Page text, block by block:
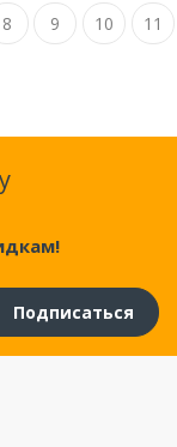
8 9 10 11
Подписаться